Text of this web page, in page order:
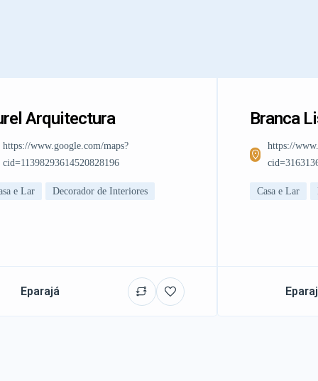
Arquitectura
https://www.google.com/maps?
cid=11398293614520828196
e Lar Decorador de Interiores
Eparajá
Branca
https://
Casa e Lar